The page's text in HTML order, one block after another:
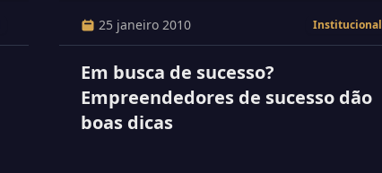
25 janeiro 2010 Institucional
Em busca de sucesso?
Empreendedores de sucesso dão
boas dicas